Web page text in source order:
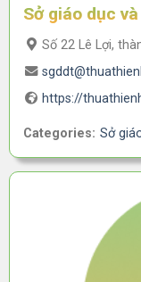
Sở giáo dục
Số 22 Lê Lợi,
https://
Categories: Sở